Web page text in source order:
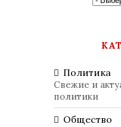
Политика
Свежие и
политики
Общество